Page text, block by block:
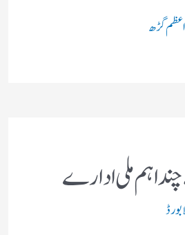
گڑھ
اہم ملی ادارے